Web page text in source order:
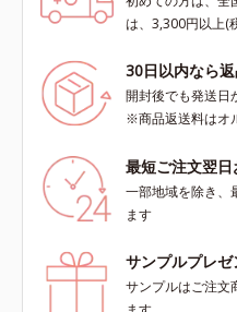
は、3,300円以上(
30日以内なら
開封後でも発送日
※商品返送料はオ
最短ご注文翌日
一部地域を除き、
ます
サンプルプレゼ
サンプルはご注文